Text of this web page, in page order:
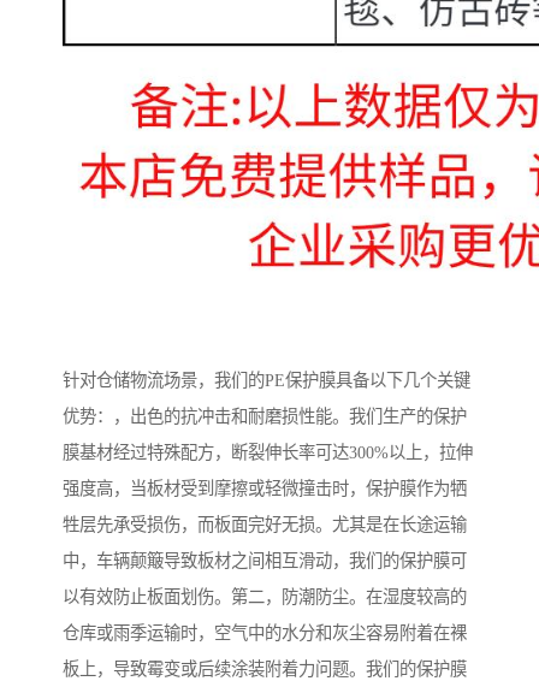
针对仓储物流场景，我们的PE保护膜具备以下几个关键
优势：，出色的抗冲击和耐磨损性能。我们生产的保护
膜基材经过特殊配方，断裂伸长率可达300%以上，拉伸
强度高，当板材受到摩擦或轻微撞击时，保护膜作为牺
牲层先承受损伤，而板面完好无损。尤其是在长途运输
中，车辆颠簸导致板材之间相互滑动，我们的保护膜可
以有效防止板面划伤。第二，防潮防尘。在湿度较高的
仓库或雨季运输时，空气中的水分和灰尘容易附着在裸
板上，导致霉变或后续涂装附着力问题。我们的保护膜